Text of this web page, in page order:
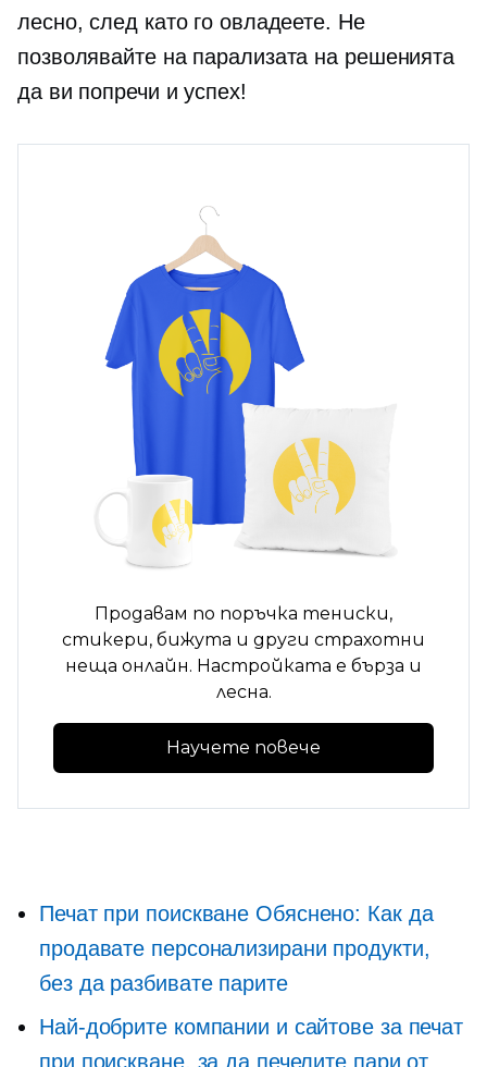
лесно, след като го овладеете. Не
позволявайте на парализата на решенията
да ви попречи и успех!
Продавам по поръчка тениски,
стикери, бижута и други страхотни
неща онлайн. Настройката е бърза и
лесна.
Научете повече
Печат при поискване Обяснено: Как да
продавате персонализирани продукти,
без да разбивате парите
Най-добрите компании и сайтове за печат
при поискване, за да печелите пари от